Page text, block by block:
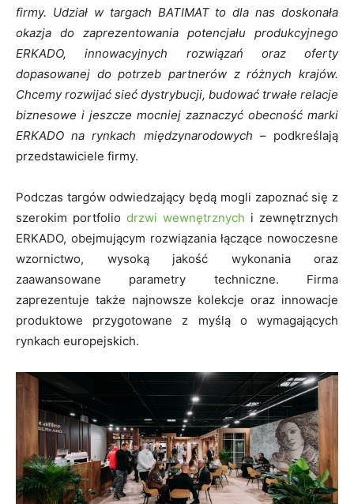
firmy. Udział w targach BATIMAT to dla nas doskonała
okazja do zaprezentowania potencjału produkcyjnego
ERKADO, innowacyjnych rozwiązań oraz oferty
dopasowanej do potrzeb partnerów z różnych krajów.
Chcemy rozwijać sieć dystrybucji, budować trwałe relacje
biznesowe i jeszcze mocniej zaznaczyć obecność marki
ERKADO na rynkach międzynarodowych – podkreślają
przedstawiciele firmy.
Podczas targów odwiedzający będą mogli zapoznać się z
szerokim portfolio drzwi wewnętrznych i zewnętrznych
ERKADO, obejmującym rozwiązania łączące nowoczesne
wzornictwo, wysoką jakość wykonania oraz
zaawansowane parametry techniczne. Firma
zaprezentuje także najnowsze kolekcje oraz innowacje
produktowe przygotowane z myślą o wymagających
rynkach europejskich.